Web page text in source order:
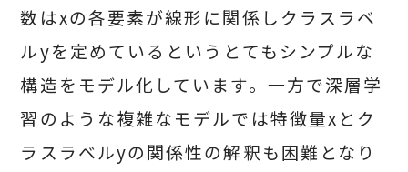
数はxの各要素が線形に関係しクラスラベ
ルyを定めているというとてもシンプルな
構造をモデル化しています。一方で深層学
習のような複雑なモデルでは特徴量xとク
ラスラベルyの関係性の解釈も困難となり